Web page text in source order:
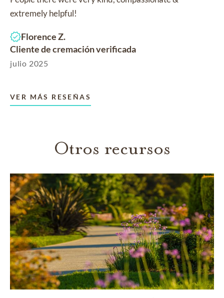
extremely helpful!
Florence Z.
Cliente de cremación verificada
julio 2025
VER MÁS RESEÑAS
Otros recursos